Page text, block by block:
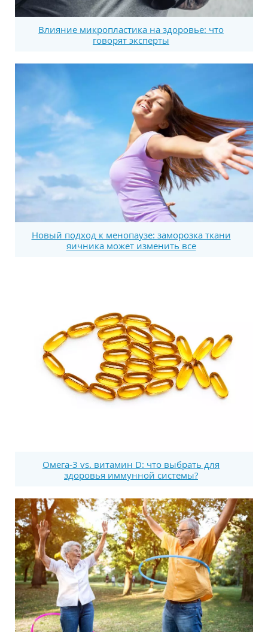
Влияние микропластика на здоровье: что
говорят эксперты
Новый подход к менопаузе: заморозка ткани
яичника может изменить все
Омега-3 vs. витамин D: что выбрать для
здоровья иммунной системы?